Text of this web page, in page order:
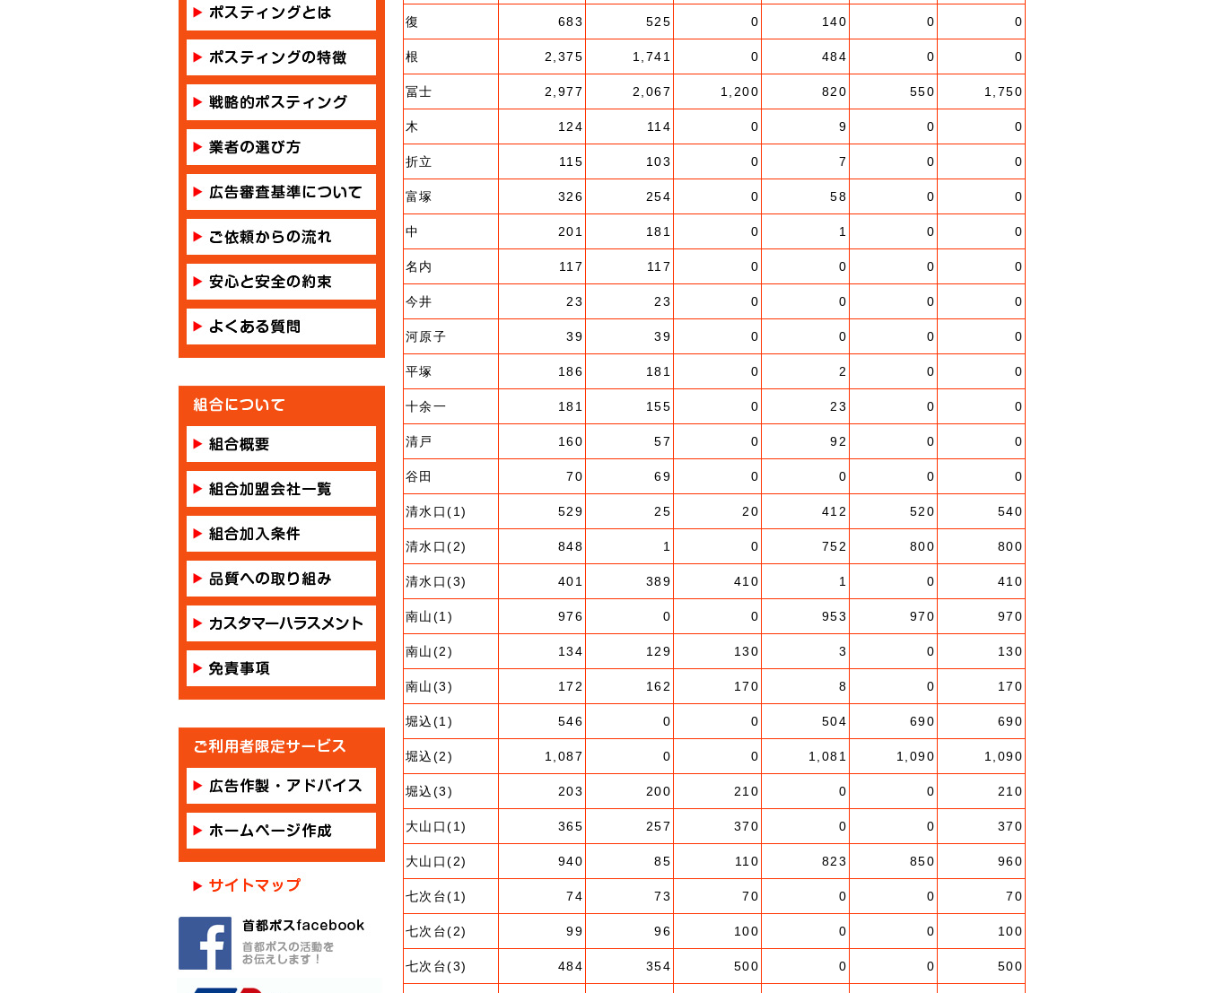
復 683 525 0 140 0 0
根 2,375 1,741 0 484 0 0
冨士 2,977 2,067 1,200 820 550 1,750
木 124 114 0 9 0 0
折立 115 103 0 7 0 0
富塚 326 254 0 58 0 0
中 201 181 0 1 0 0
名内 117 117 0 0 0 0
今井 23 23 0 0 0 0
河原子 39 39 0 0 0 0
平塚 186 181 0 2 0 0
十余一 181 155 0 23 0 0
清戸 160 57 0 92 0 0
谷田 70 69 0 0 0 0
清水口(1) 529 25 20 412 520 540
清水口(2) 848 1 0 752 800 800
清水口(3) 401 389 410 1 0 410
南山(1) 976 0 0 953 970 970
南山(2) 134 129 130 3 0 130
南山(3) 172 162 170 8 0 170
堀込(1) 546 0 0 504 690 690
堀込(2) 1,087 0 0 1,081 1,090 1,090
堀込(3) 203 200 210 0 0 210
大山口(1) 365 257 370 0 0 370
大山口(2) 940 85 110 823 850 960
七次台(1) 74 73 70 0 0 70
七次台(2) 99 96 100 0 0 100
七次台(3) 484 354 500 0 0 500